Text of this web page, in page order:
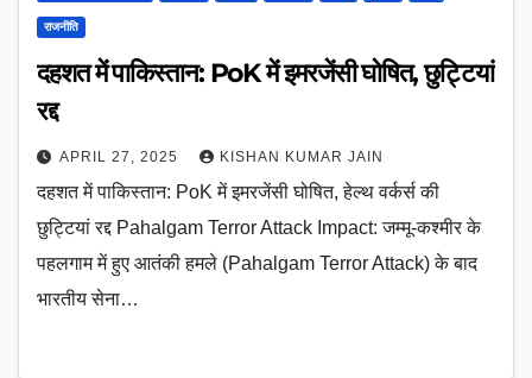
राजनीति
दहशत में पाकिस्तान: PoK में इमरजेंसी घोषित, छुट्टियां
रद्द
APRIL 27, 2025 KISHAN KUMAR JAIN
दहशत में पाकिस्तान: PoK में इमरजेंसी घोषित, हेल्थ वर्कर्स की
छुट्टियां रद्द Pahalgam Terror Attack Impact: जम्मू-कश्मीर के
पहलगाम में हुए आतंकी हमले (Pahalgam Terror Attack) के बाद
भारतीय सेना…